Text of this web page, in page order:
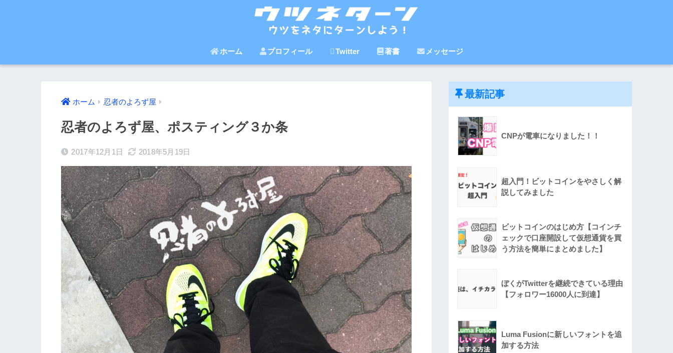
ホーム プロフィール Twitter 著書 メッセージ
ホーム 忍者のよろず屋
忍者のよろず屋、ポスティング３か条
2017年12月1日 2018年5月19日
最新記事
CNPが電車になりました！！
超入門！ビットコインをやさしく解
説してみました
ビットコインのはじめ方【コインチ
ェックで口座開設して仮想通貨を買
う方法を簡単にまとめました】
ぼくがTwitterを継続できている理由
【フォロワー16000人に到達】
Luma Fusionに新しいフォントを追
加する方法